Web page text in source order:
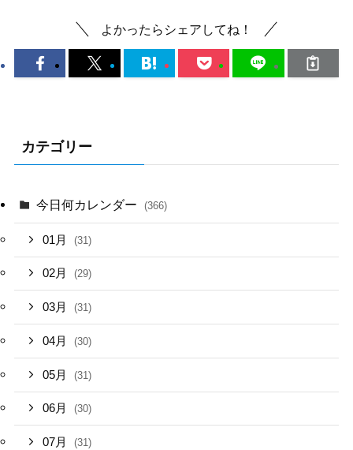
よかったらシェアしてね！
カテゴリー
今日何カレンダー (366)
01月 (31)
02月 (29)
03月 (31)
04月 (30)
05月 (31)
06月 (30)
07月 (31)